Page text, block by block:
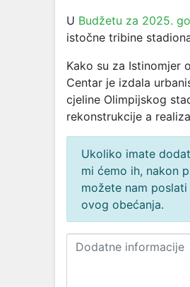
U Budžetu za 2025.
istočne tribine
Kako su za Istinomjer
Centar je izdala
cjeline Olimpijskog
rekonstrukcije a
Ukoliko imate
mi ćemo ih, nakon
možete nam
ovog obećanja.